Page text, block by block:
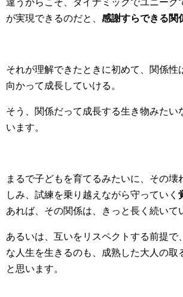
違うからこそ、ダイナミックでユニーク
が実現できるのだと、 感謝すらできる関
それが理解できたときに初めて、関係性
向かって成長していける。
そう、関係だって成長する生き物みたい
います。
まるで子どもを育てるみたいに、その壊
しみ、試練を乗り越えながら守っていく
あれば、その関係は、きっと長く続いて
あるいは、互いをリスペクトする前提で
な人生を生きるのも、成熟した大人の取
と思います。